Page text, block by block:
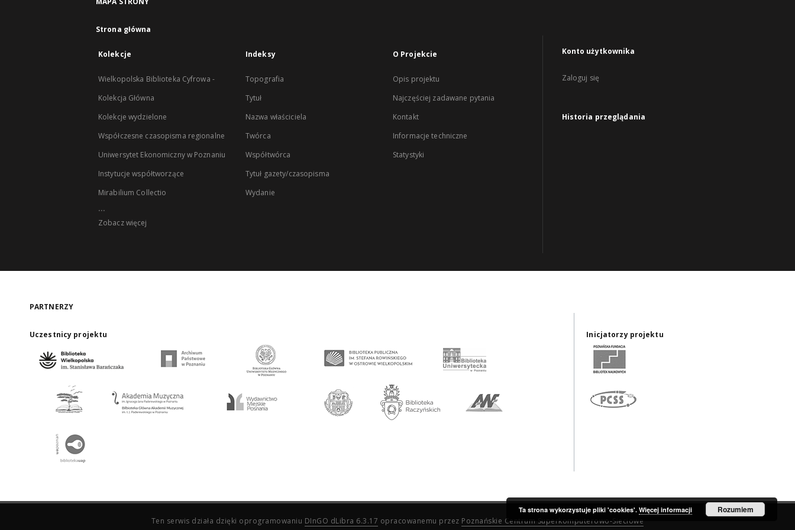
Strona główna
Kolekcje
Wielkopolska Biblioteka Cyfrowa -
Kolekcja Główna
Kolekcje wydzielone
Współczesne czasopisma regionalne
Uniwersytet Ekonomiczny w Poznaniu
Instytucje współtworzące
Mirabilium Collectio
...
Zobacz więcej
Indeksy
Topografia
Tytuł
Nazwa właściciela
Twórca
Współtwórca
Tytuł gazety/czasopisma
Wydanie
O Projekcie
Opis projektu
Najczęściej zadawane pytania
Kontakt
Informacje techniczne
Statystyki
Konto użytkownika
Zaloguj się
Historia przeglądania
PARTNERZY
Uczestnicy projektu Inicjatorzy projektu
Ten serwis działa dzięki oprogramowaniu DInGO dLibra 6.3.17 opracowanemu przez Poznańskie Centrum Superkomputerowo-Sieciowe
Ta strona wykorzystuje pliki 'cookies'. Więcej informacji Rozumiem